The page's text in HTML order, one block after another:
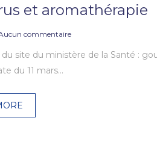
et aromathérapie
commentaire
site du ministère de la Santé :
du 11 mars…